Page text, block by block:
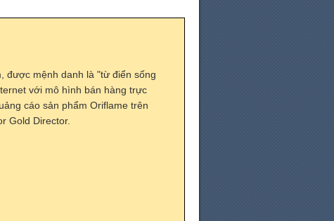
được mệnh danh là "từ điển sống
với mô hình bán hàng trực
cáo sản phẩm Oriflame trên
Gold Director.